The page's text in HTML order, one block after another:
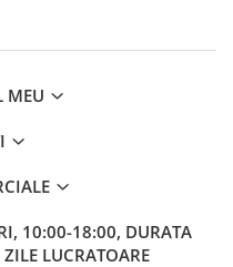
MEU
10:00-18:00, DURATA
LUCRATOARE